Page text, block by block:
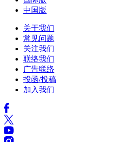
中国版
关于我们
常见问题
关注我们
联络我们
广告联络
投函/投稿
加入我们